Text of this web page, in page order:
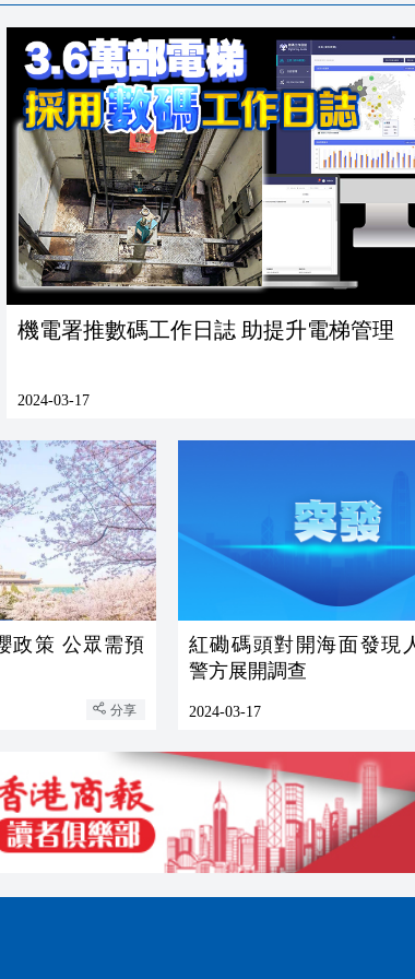
機電署推數碼工作日誌 助提升電梯管理
2024-03-17
政策 公眾需預
分享
紅磡碼頭對開海面發現
警方展開調查
2024-03-17